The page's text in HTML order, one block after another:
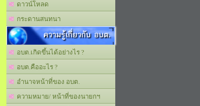
ดาวน์โหลด
กระดานสนทนา
ความรู้เกี่ยวกับ อบต.
อบต.เกิดขึ้นได้อย่างไร ?
อบต.คืออะไร ?
อำนาจหน้าที่ของ อบต.
ความหมาย/ หน้าที่ของนายกฯ